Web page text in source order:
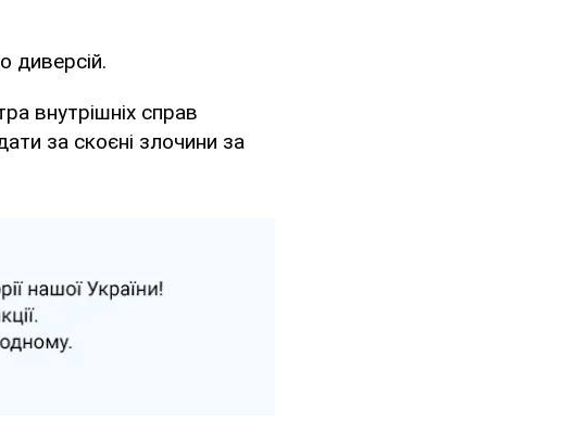
диверсій.
внутрішніх справ
за скоєні злочини за